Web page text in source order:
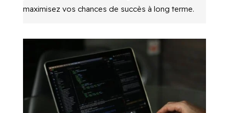
maximisez vos chances de succès à long terme.